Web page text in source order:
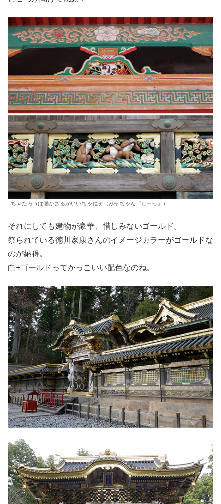
ちゃたろうは働かざるがいいちゃねぇ（みそちゃん「じーっ」）
それにしても建物が豪華、惜しみないゴールド。
祭られている徳川家康さんのイメージカラーがゴールドな
のが納得。
白+ゴールドってかっこいい配色なのね。